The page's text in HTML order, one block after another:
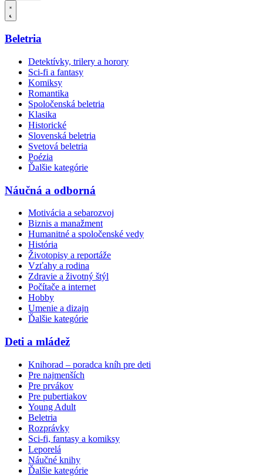
Beletria
Detektívky, trilery a horory
Sci-fi a fantasy
Komiksy
Romantika
Spoločenská beletria
Klasika
Historické
Slovenská beletria
Svetová beletria
Poézia
Ďalšie kategórie
Náučná a odborná
Motivácia a sebarozvoj
Biznis a manažment
Humanitné a spoločenské vedy
História
Životopisy a reportáže
Vzťahy a rodina
Zdravie a životný štýl
Počítače a internet
Hobby
Umenie a dizajn
Ďalšie kategórie
Deti a mládež
Knihorad – poradca kníh pre deti
Pre najmenších
Pre prvákov
Pre pubertiakov
Young Adult
Beletria
Rozprávky
Sci-fi, fantasy a komiksy
Leporelá
Náučné knihy
Ďalšie kategórie